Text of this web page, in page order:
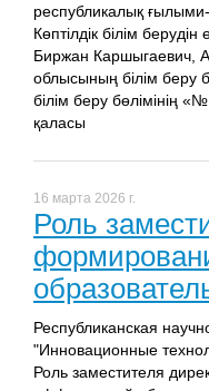
республикалық
Көптілдік білім
Биржан Каршыгаевич,
облысының білім беру
білім беру бөлімінің
қаласы
16 марта 2026 г.
Роль
Республиканская
"Инновационные
Роль заместителя